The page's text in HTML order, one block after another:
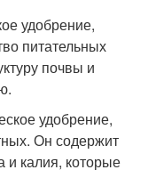
удобрение,
питательных
почвы и
удобрение,
Он содержит
и калия, которые